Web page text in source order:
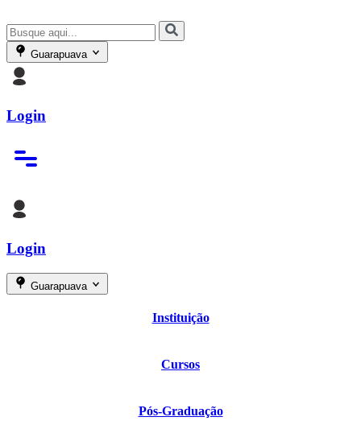
Guarapuava
Login
Login
Guarapuava
Instituição
Cursos
Pós-Graduação